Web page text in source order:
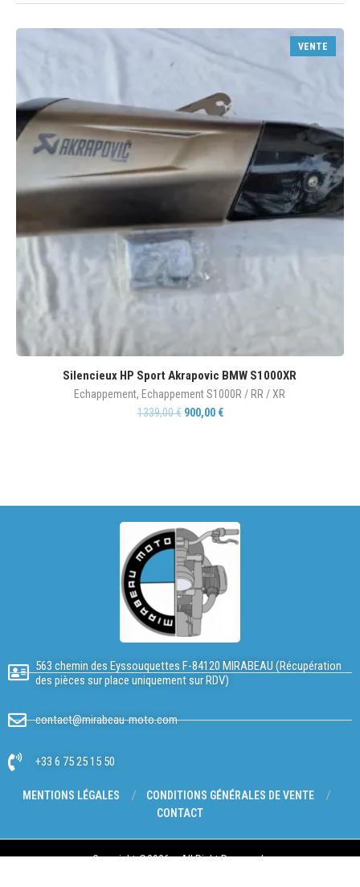
VENTE
Silencieux HP Sport Akrapovic BMW S1000XR
Echappement, Echappement S1000R / RR / XR
1339,00€ 900,00 €
563 chemin des Eyssouquettes F-84120 MIRABEAU (Récupération
des pièces sur place uniquement sur RDV)
contact@mirabeau-moto.com
+33 6 75 25 15 50
MENTIONS LÉGALES
CONDITIONS GÉNÉRALES DE VENTE
CONTACT
Copyright @2026 – All Right Reserved.